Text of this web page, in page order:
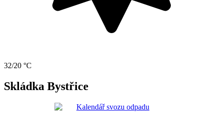
32/20 °C
Skládka Bystřice